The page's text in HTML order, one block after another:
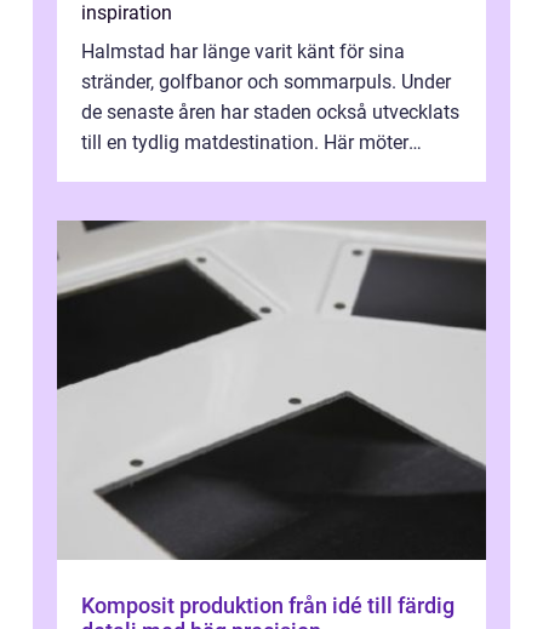
inspiration
Halmstad har länge varit känt för sina
stränder, golfbanor och sommarpuls. Under
de senaste åren har staden också utvecklats
till en tydlig matdestination. Här möter
Komposit produktion från idé till färdig